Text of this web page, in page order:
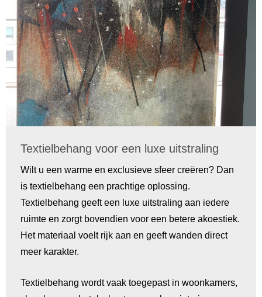
Textielbehang voor een luxe uitstraling
Wilt u een warme en exclusieve sfeer creëren? Dan
is textielbehang een prachtige oplossing.
Textielbehang geeft een luxe uitstraling aan iedere
ruimte en zorgt bovendien voor een betere akoestiek.
Het materiaal voelt rijk aan en geeft wanden direct
meer karakter.
Textielbehang wordt vaak toegepast in woonkamers,